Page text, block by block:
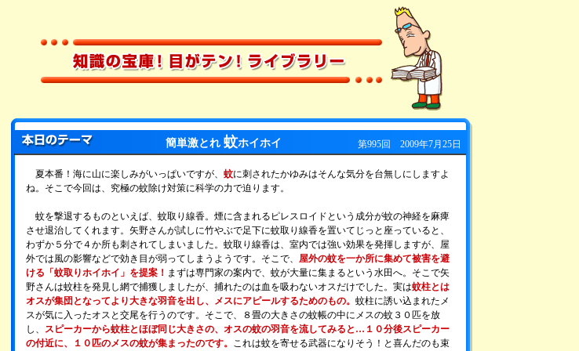
簡単激とれ 蚊ホイホイ 第995回 2009年7月25日
夏本番！海に山に楽しみがいっぱいですが、 蚊に刺されたかゆみはそんな気分を台無しにしますよ
ね。そこで今回は、究極の蚊除け対策に科学の力で迫ります。
蚊を撃退するものといえば、蚊取り線香。煙に含まれるピレスロイドという成分が蚊の神経を麻痺
させ退治してくれます。矢野さんが試しに竹やぶで足下に蚊取り線香を置いてじっと座っていると、
わずか５分で４か所も刺されてしまいました。蚊取り線香は、室内では強い効果を発揮しますが、屋
外では風の影響などで効き目が弱ってしまうようです。そこで、 屋外の蚊を一か所に集めて被害を避
ける「蚊取りホイホイ」を提案！ まずは専門家の案内で、蚊が大量に集まるという水田へ。そこで矢
野さんは蚊柱を発見し網で捕獲しましたが、捕れたのは血を吸わないオスだけでした。実は蚊柱とは
オスが集団となってより大きな羽音を出し、メスにアピールするためのもの。 蚊柱に誘い込まれたメ
スが気に入ったオスと交尾を行うのです。そこで、８畳の大きさの蚊帳の中にメスの蚊３０匹を放
し、 スピーカーから蚊柱とほぼ同じ大きさの、オスの蚊の羽音を流してみると…１０分後スピーカー
の付近に、１０匹のメスの蚊が集まったのです。 これは蚊を寄せる武器になりそう！と喜んだのも束